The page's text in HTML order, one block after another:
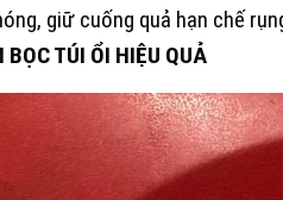
giữ cuống quả hạn chế
TÚI ỔI HIỆU QUẢ